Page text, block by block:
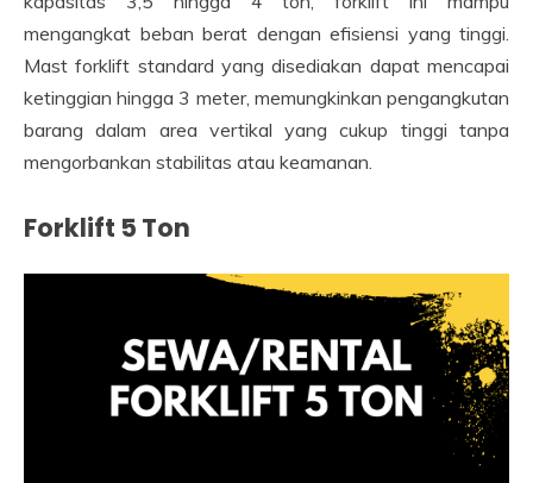
mengangkat beban berat dengan efisiensi yang tinggi.
Mast forklift standard yang disediakan dapat mencapai
ketinggian hingga 3 meter, memungkinkan pengangkutan
barang dalam area vertikal yang cukup tinggi tanpa
mengorbankan stabilitas atau keamanan.
Forklift 5 Ton